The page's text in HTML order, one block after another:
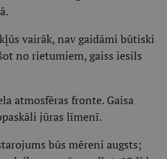
vairāk, nav gaidāmi būtiski
no rietumiem, gaiss iesils
atmosfēras fronte. Gaisa
jūras līmenī.
būs mēreni augsts;